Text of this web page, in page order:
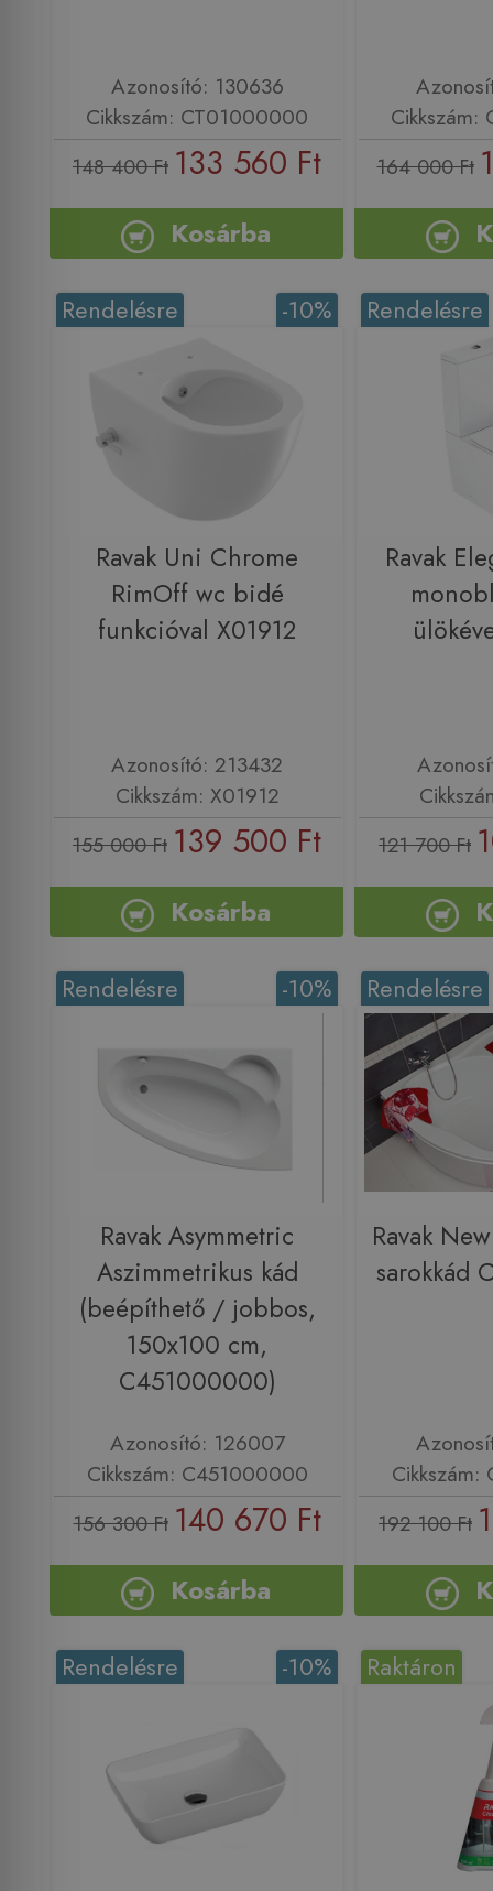
Azonosító: 130636
Cikkszám: CT01000000
148 400 Ft 133 560 Ft
Kosárba
164 000 Ft
-10%
Rendelésre
Ravak Uni Chrome
RimOff wc bidé
funkcióval X01912
Azonosító: 213432
Cikkszám: X01912
155 000 Ft 139 500 Ft
Kosárba
Rendelésre
Ravak
121 700 Ft
-10%
Rendelésre
Ravak Asymmetric
Aszimmetrikus kád
(beépíthető / jobbos,
150x100 cm,
C451000000)
Azonosító: 126007
Cikkszám: C451000000
156 300 Ft 140 670 Ft
Kosárba
Rendelésre
Ravak
sarokkád
192 100 Ft
-10%
Rendelésre Raktáron